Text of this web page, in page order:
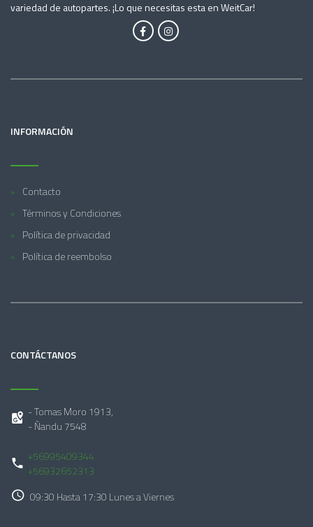
variedad de autopartes. ¡Lo que necesitas esta en WeitCar!
INFORMACIÓN
Contacto
Términos y Condiciones
Política de privacidad
Política de reembolso
CONTÁCTANOS
- Tomas Moro 1913,
- Ñandu 7548
+56995409344
+56932652313
09:30 Hasta 17:30 Lunes a Viernes